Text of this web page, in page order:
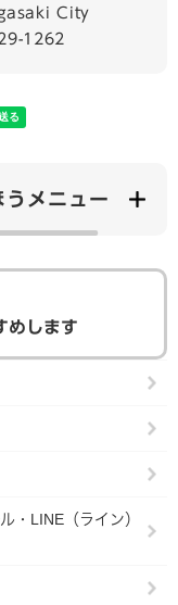
City
1262
メニュー
めします
・LINE（ライン）